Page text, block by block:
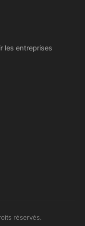
les entreprises
réservés.